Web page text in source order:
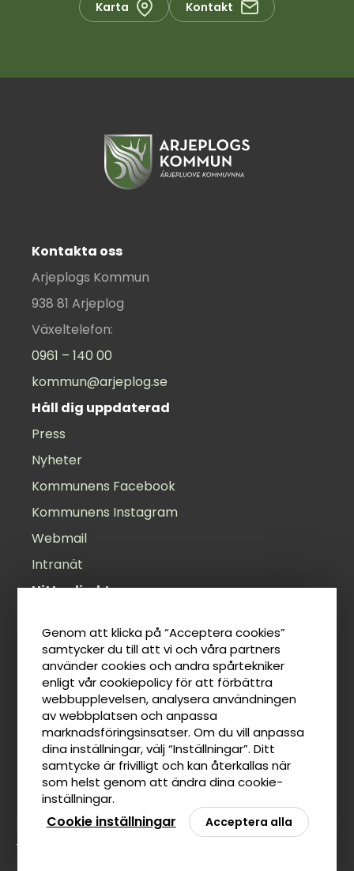
Genom att klicka på “Acceptera cookies”
samtycker du till att vi och våra partners
använder cookies och andra spårtekniker
enligt vår cookiepolicy för att förbättra
webbupplevelsen, analysera användningen
av webbplatsen och anpassa
marknadsföringsinsatser. Om du vill anpassa
dina inställningar, välj “Inställningar”. Ditt
samtycke är frivilligt och kan återkallas när
som helst genom att ändra dina cookie-
inställningar.
Cookie inställningar Acceptera alla
Karta Kontakt
Kontakta oss
Arjeplogs Kommun
938 81 Arjeplog
Växeltelefon:
0961 – 140 00
kommun@arjeplog.se
Håll dig uppdaterad
Press
Nyheter
Kommunens Facebook
Kommunens Instagram
Webmail
Intranät
Hitta direkt
Felanmälan
Anslagstavla
Lediga jobb
Tillgänglighetsredogörelse
Taxor
Tillbaka till toppen av sidan